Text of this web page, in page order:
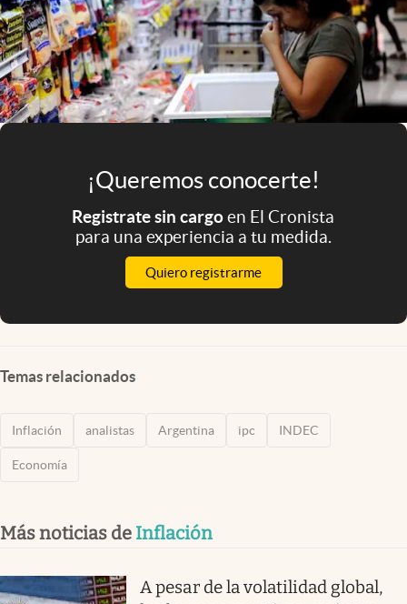
El Cronista Studio
Mediakit
abre en nueva pestaña
Argentina
¡Queremos conocerte!
Registrate sin cargoen El Cronista
para una experiencia a tu medida.
Quiero registrarme
Temas relacionados
Inflación analistas Argentina ipc INDEC
Economía
Más noticias de Inflación
A pesar de la volatilidad global,